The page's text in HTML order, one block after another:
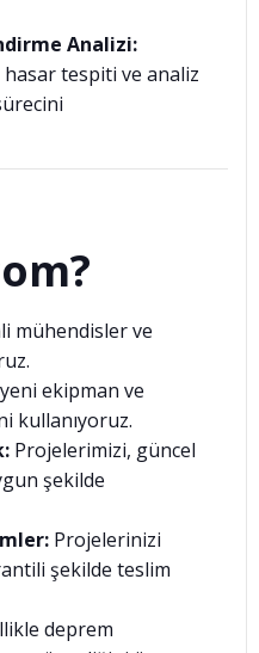
Analizi:
hasar tespiti ve analiz
mühendisler ve
ekipman ve
kullanıyoruz.
Projelerimizi, güncel
şekilde
Projelerinizi
şekilde teslim
deprem